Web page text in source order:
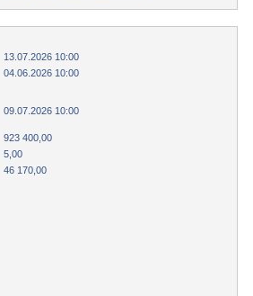
13.07.2026 10:00
04.06.2026 10:00
09.07.2026 10:00
923 400,00
5,00
46 170,00